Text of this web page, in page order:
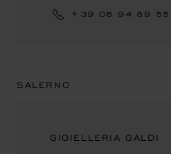
+39 06 94 89 55
SALERNO
GIOIELLERIA GALDI